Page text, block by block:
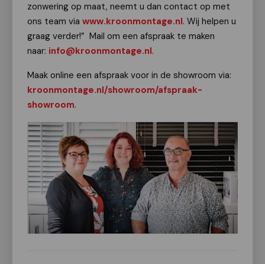
zonwering op maat, neemt u dan contact op met
ons team via www.kroonmontage.nl. Wij helpen u
graag verder!” Mail om een afspraak te maken
naar: info@kroonmontage.nl.
Maak online een afspraak voor in de showroom via:
kroonmontage.nl/showroom/afspraak-
showroom.